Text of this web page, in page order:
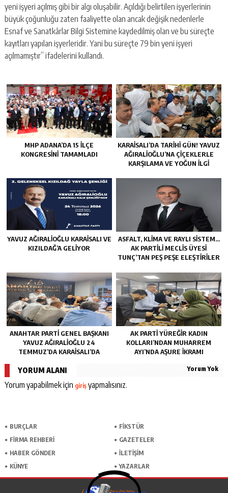
yeni işyeri açılmış gibi bir algı oluşabilir. Açıldığı belirtilen işyerlerinin
büyük çoğunluğu zaten faaliyette olan ancak değişik nedenlerle
Esnaf ve Sanatkârlar Bilgi Sistemine kaydedilmiş olan ve bu süreçte
kayıtları yapılan işyerleridir. Yani bu süreçte 79 bin yeni işyeri
açılmamıştır” ifadelerini kullandı.
MHP ADANA’DA 15 İLÇE
KONGRESINI TAMAMLADI
KARAISALI’DA TARIHI GÜN! YAVUZ
AĞIRALIOĞLU’NA ÇIÇEKLERLE
KARŞILAMA VE YOĞUN İLGI
YAVUZ AĞIRALIOĞLU KARAISALI VE
KIZILDAĞ’A GELIYOR
ASFALT, KLIMA VE RAYLI SISTEM…
AK PARTILI MECLIS ÜYESI
TUNÇ’TAN PEŞ PEŞE ELEŞTIRILER
ANAHTAR PARTI GENEL BAŞKANI
YAVUZ AĞIRALIOĞLU 24
TEMMUZ’DA KARAISALI’DA
AK PARTI YÜREĞIR KADIN
KOLLARI’NDAN MUHARREM
AYI’NDA AŞURE İKRAMI
YORUM ALANI Yorum Yok
Yorum yapabilmek için girişyapmalısınız.
BURÇLAR
FİKSTÜR
FİRMA REHBERİ
GAZETELER
HABER GÖNDER
İLETİŞİM
KÜNYE
YAZARLAR